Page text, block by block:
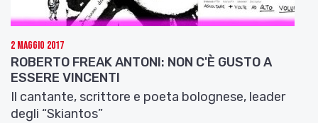
2 Maggio 2017
ROBERTO FREAK ANTONI: NON C'È GUSTO A
ESSERE VINCENTI
Il cantante, scrittore e poeta bolognese, leader
degli “Skiantos”